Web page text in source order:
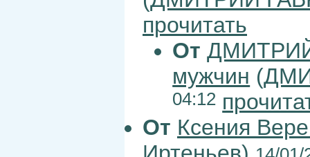
прочитать
От
мужчин (
04:12
От Ксения